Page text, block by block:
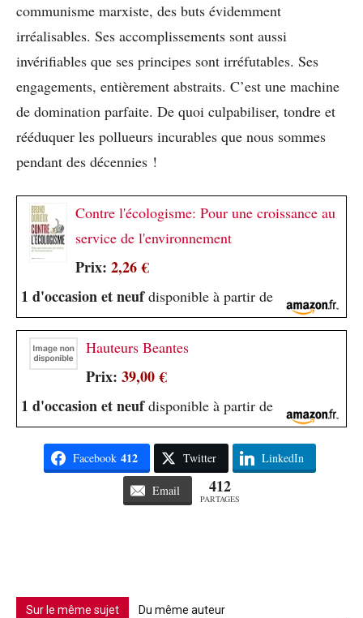
communisme marxiste, des buts évidemment
irréalisables. Ses accomplissements sont aussi
invérifiables que ses principes sont irréfutables. Ses
engagements, entièrement abstraits. C’est une machine
de domination parfaite. De quoi culpabiliser, tondre et
rééduquer les pollueurs incurables que nous sommes
pendant des décennies !
Contre l'écologisme: Pour une croissance au
service de l'environnement
Prix: 2,26 €
1 d'occasion et neufdisponible à partir de
Hauteurs Beantes
Prix: 39,00 €
1 d'occasion et neufdisponible à partir de
Facebook 412 Twitter LinkedIn
Email 412
PARTAGES
Sur le même sujet Du même auteur